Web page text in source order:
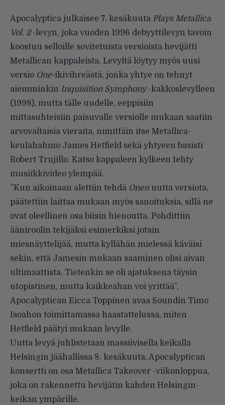
Apocalyptica julkaisee 7. kesäkuuta Plays Metallica
Vol. 2-levyn, joka vuoden 1996 debyyttilevyn tavoin
koostuu selloille sovitetuista versioista hevijätti
Metallican kappaleista. Levyltä löytyy myös uusi
versio One-ikivihreästä, jonka yhtye on tehnyt
aiemminkin Inquisition Symphony-kakkoslevylleen
(1998), mutta tälle uudelle, eeppisiin
mittasuhteisiin paisuvalle versiolle mukaan saatiin
arvovaltaisia vieraita, nimittäin itse Metallica-
keulahahmo James Hetfield sekä yhtyeen basisti
Robert Trujillo. Katso kappaleen kylkeen tehty
musiikkivideo ylempää.
”Kun aikoinaan alettiin tehdä Onen uutta versiota,
päätettiin laittaa mukaan myös sanoituksia, sillä ne
ovat oleellinen osa biisin hienoutta. Pohdittiin
ääniroolin tekijäksi esimerkiksi jotain
miesnäyttelijää, mutta kyllähän mielessä käväisi
sekin, että Jamesin mukaan saaminen olisi aivan
ultimaattista. Tietenkin se oli ajatuksena täysin
utopistinen, mutta kaikkeahan voi yrittää”,
Apocalyptican Eicca Toppinen avaa Soundin Timo
Isoahon toimittamassa haastattelussa, miten
Hetfield päätyi mukaan levylle.
Uutta levyä juhlistetaan massiivisella keikalla
Helsingin jäähallissa 8. kesäkuuta. Apocalyptican
konsertti on osa Metallica Takeover -viikonloppua,
joka on rakennettu hevijätin kahden Helsingin-
keikan ympärille.